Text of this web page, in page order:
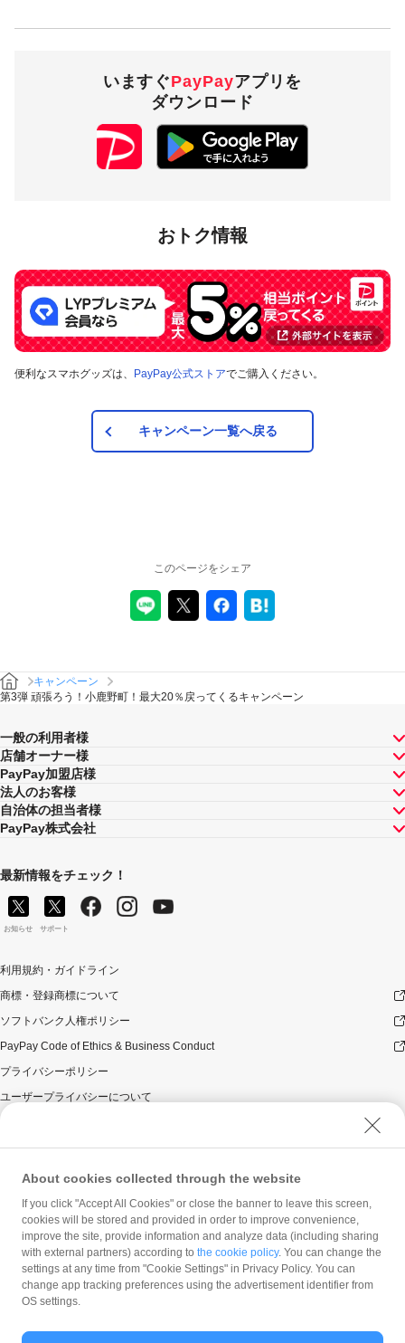
いますぐPayPayアプリを
ダウンロード
おトク情報
便利なスマホグッズは、 PayPay公式ストアでご購入ください。
キャンペーン一覧へ戻る
このページをシェア
キャンペーン
第3弾 頑張ろう！小鹿野町！最大20％戻ってくるキャンペーン
一般の利用者様
店舗オーナー様
PayPay加盟店様
法人のお客様
自治体の担当者様
PayPay株式会社
最新情報をチェック！
お知らせ サポート
利用規約・ガイドライン
商標・登録商標について
ソフトバンク人権ポリシー
PayPay Code of Ethics & Business Conduct
プライバシーポリシー
ユーザープライバシーについて
ウェブサイト利用規約
反社会的勢力に対する方針
勧誘方針
マネロン等基本方針
カスタマーハラスメントに関する当社の考え方
About cookies collected through the website
If you click "Accept All Cookies" or close the banner to leave this screen,
cookies will be stored and provided in order to improve convenience,
improve the site, provide information and analyze data (including sharing
with external partners) according to the cookie policy. You can change the
settings at any time from "Cookie Settings" in Privacy Policy. You can
change app tracking preferences using the advertisement identifier from
OS settings.